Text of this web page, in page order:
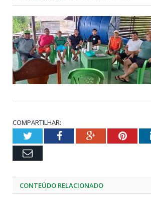
COMPARTILHAR:
TwitterFacebookGoogle+
Email
CONTEÚDO RELACIONADO